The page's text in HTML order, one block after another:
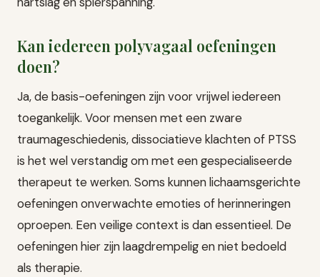
Kan iedereen polyvagaal oefeningen
doen?
Ja, de basis-oefeningen zijn voor vrijwel iedereen
toegankelijk. Voor mensen met een zware
traumageschiedenis, dissociatieve klachten of PTSS
is het wel verstandig om met een gespecialiseerde
therapeut te werken. Soms kunnen lichaamsgerichte
oefeningen onverwachte emoties of herinneringen
oproepen. Een veilige context is dan essentieel. De
oefeningen hier zijn laagdrempelig en niet bedoeld
als therapie.